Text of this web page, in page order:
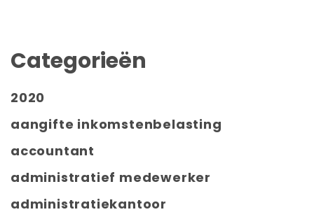
Categorieën
2020
aangifte inkomstenbelasting
accountant
administratief medewerker
administratiekantoor